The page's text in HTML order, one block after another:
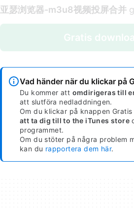
亚瑟浏览器-m3u8视频投屏合并
Gratis
Vad händer när du klickar på
Du kommer att omdirigeras till
att slutföra nedladdningen.
Om du klickar på knappen
att ta dig till to the iTunes store
programmet.
Om du stöter på några problem
kan du rapportera dem här.